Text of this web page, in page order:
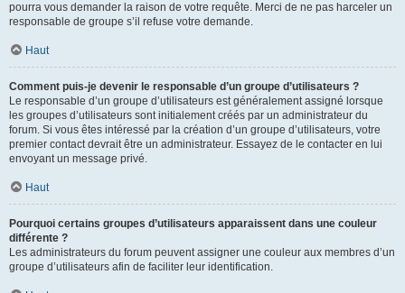
pourra vous demander la raison de votre requête. Merci de ne pas harceler un
responsable de groupe s’il refuse votre demande.
Haut
Comment puis-je devenir le responsable d’un groupe d’utilisateurs ?
Le responsable d’un groupe d’utilisateurs est généralement assigné lorsque
les groupes d’utilisateurs sont initialement créés par un administrateur du
forum. Si vous êtes intéressé par la création d’un groupe d’utilisateurs, votre
premier contact devrait être un administrateur. Essayez de le contacter en lui
envoyant un message privé.
Haut
Pourquoi certains groupes d’utilisateurs apparaissent dans une couleur
différente ?
Les administrateurs du forum peuvent assigner une couleur aux membres d’un
groupe d’utilisateurs afin de faciliter leur identification.